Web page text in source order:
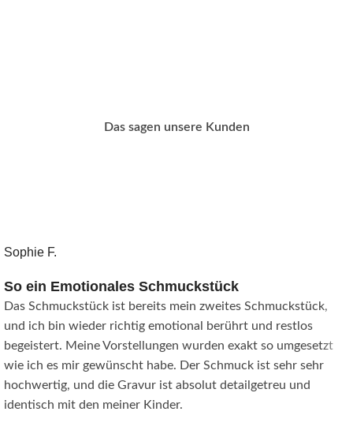
Das sagen unsere Kunden
Sophie F.
So ein Emotionales Schmuckstück
Das Schmuckstück ist bereits mein zweites Schmuckstück,
und ich bin wieder richtig emotional berührt und restlos
begeistert. Meine Vorstellungen wurden exakt so umgesetzt
wie ich es mir gewünscht habe. Der Schmuck ist sehr sehr
hochwertig, und die Gravur ist absolut detailgetreu und
identisch mit den meiner Kinder.